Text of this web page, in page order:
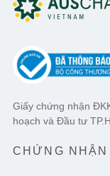
Giấy chứng nhận
hoạch và Đầu tư
CHỨNG NHẬN